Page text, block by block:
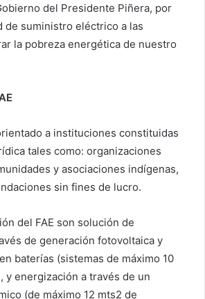
del Presidente Piñera, por
de suministro eléctrico a las
la pobreza energética de nuestro
a instituciones constituidas
tales como: organizaciones
y asociaciones indígenas,
sin fines de lucro.
del FAE son solución de
de generación fotovoltaica y
baterías (sistemas de máximo 10
y energización a través de un
(de máximo 12 mts2 de